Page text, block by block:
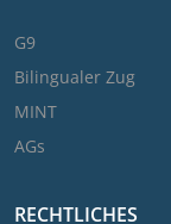
G9
Bilingualer Zug
MINT
AGs
RECHTLICHES